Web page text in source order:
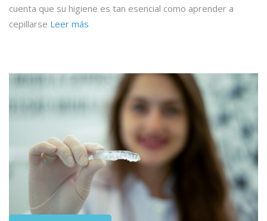
cuenta que su higiene es tan esencial como aprender a
cepillarse Leer más